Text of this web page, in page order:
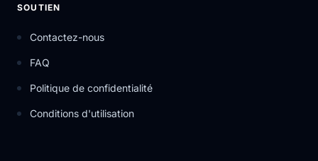
SOUTIEN
Contactez-nous
FAQ
Politique de confidentialité
Conditions d'utilisation